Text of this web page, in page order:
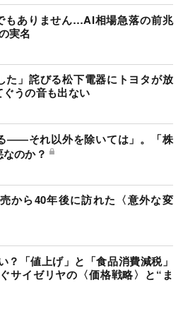
もありません…AI相場急落の前兆
実名
た」詫びる松下電器にトヨタが放
うの音も出ない
――それ以外を除いては」。「株
のか？
から40年後に訪れた〈意外な変
？「値上げ」と「食品消費減税」
サイゼリヤの〈価格戦略〉と“ま